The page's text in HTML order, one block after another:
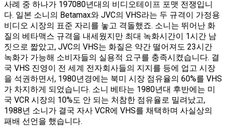
사례 중 하나가 197080년대의 비디오테이프 포맷 전쟁입니
다. 일본 소니의 Betamax와 JVC의 VHS라는 두 규격이 가정용
비디오 시장의 표준 자리를 놓고 격돌했죠. 소니는 뛰어난 화
질의 베타맥스 규격을 내세웠지만 최대 녹화시간이 1시간 남
짓으로 짧았고, JVC의 VHS는 화질은 약간 떨어져도 23시간
녹화가 가능해 소비자들의 실용적 요구를 충족시켰습니다. 결
국 VHS 진영이 전 세계 전자회사들의 지지를 등에 업고 시장
을 석권하면서, 1980년경에는 북미 시장 점유율의 60%를 VHS
가 차지하게 되었습니다​. 소니 베타는 1980년대 후반에는 미
국 VCR 시장의 10%도 안 되는 처참한 점유율로 밀려났고,
1988년 소니가 결국 자사 VCR에 VHS를 채택하며 사실상의
패배 선언을 했습니다​.